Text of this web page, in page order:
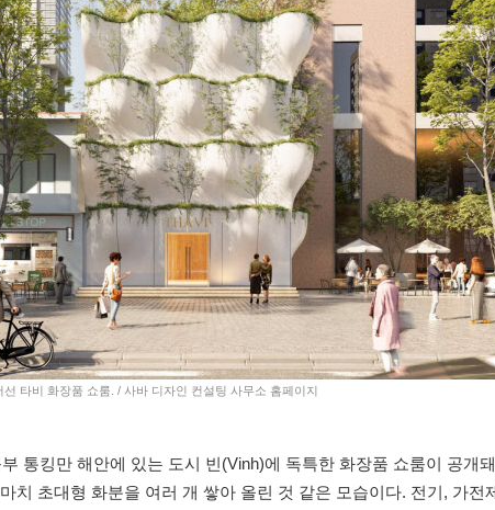
타비 화장품 쇼룸. / 사바 디자인 컨설팅 사무소 홈페이지
통킹만 해안에 있는 도시 빈(Vinh)에 독특한 화장품 쇼룸이 공개
치 초대형 화분을 여러 개 쌓아 올린 것 같은 모습이다. 전기, 가전